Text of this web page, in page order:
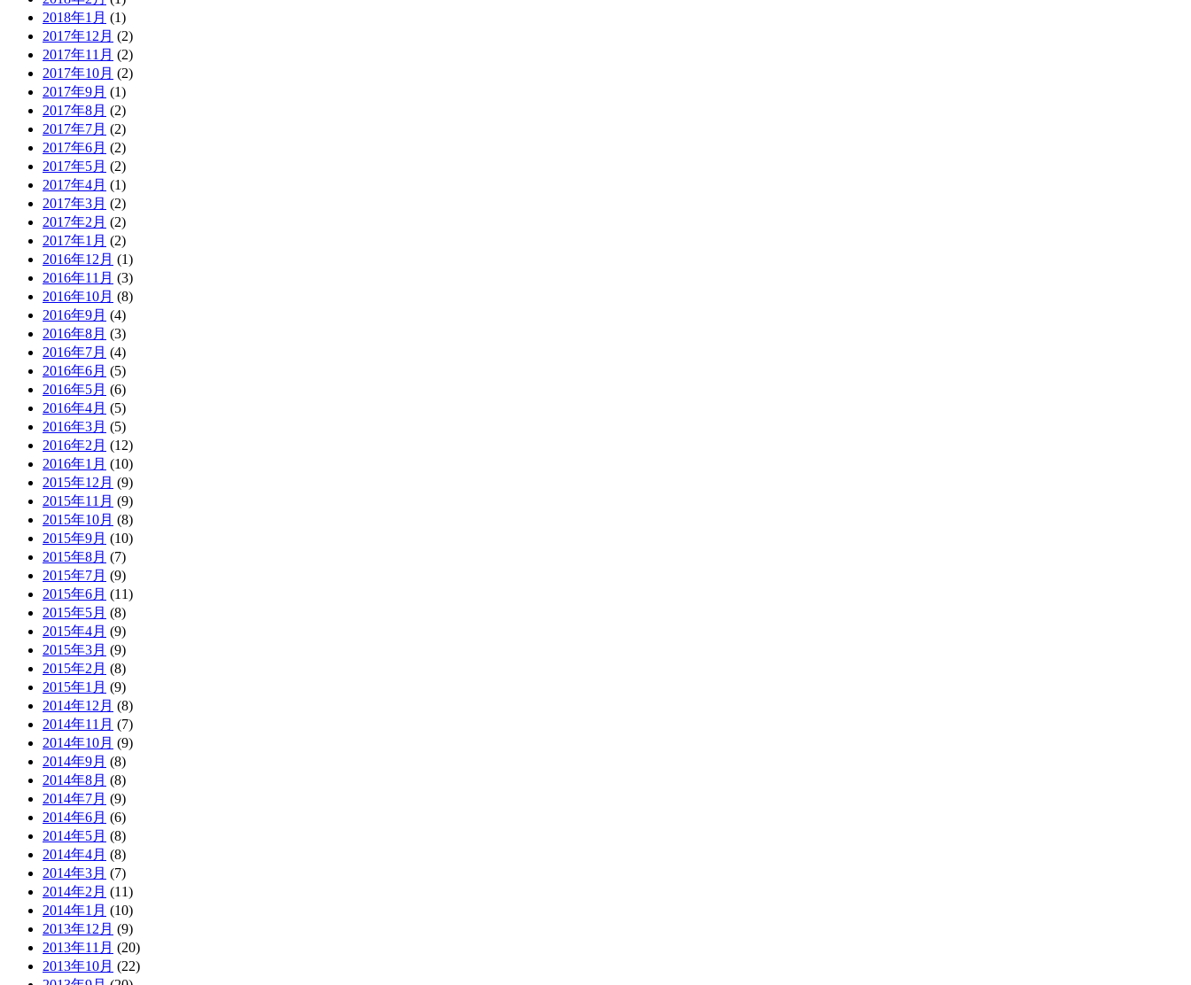
2018年1月 (1)
2017年12月 (2)
2017年11月 (2)
2017年10月 (2)
2017年9月 (1)
2017年8月 (2)
2017年7月 (2)
2017年6月 (2)
2017年5月 (2)
2017年4月 (1)
2017年3月 (2)
2017年2月 (2)
2017年1月 (2)
2016年12月 (1)
2016年11月 (3)
2016年10月 (8)
2016年9月 (4)
2016年8月 (3)
2016年7月 (4)
2016年6月 (5)
2016年5月 (6)
2016年4月 (5)
2016年3月 (5)
2016年2月 (12)
2016年1月 (10)
2015年12月 (9)
2015年11月 (9)
2015年10月 (8)
2015年9月 (10)
2015年8月 (7)
2015年7月 (9)
2015年6月 (11)
2015年5月 (8)
2015年4月 (9)
2015年3月 (9)
2015年2月 (8)
2015年1月 (9)
2014年12月 (8)
2014年11月 (7)
2014年10月 (9)
2014年9月 (8)
2014年8月 (8)
2014年7月 (9)
2014年6月 (6)
2014年5月 (8)
2014年4月 (8)
2014年3月 (7)
2014年2月 (11)
2014年1月 (10)
2013年12月 (9)
2013年11月 (20)
2013年10月 (22)